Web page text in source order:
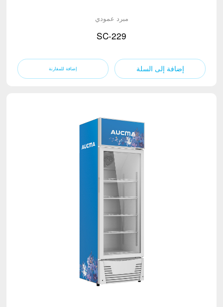
مبرد عمودي
SC-229
إضافة إلى السلة